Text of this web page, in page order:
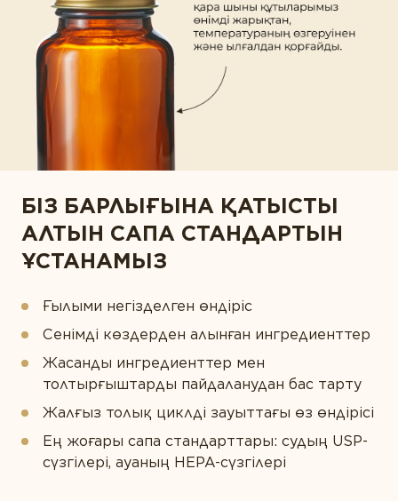
БІЗ БАРЛЫҒЫНА ҚАТЫСТЫ
АЛТЫН САПА СТАНДАРТЫН
ҰСТАНАМЫЗ
Ғылыми негізделген өндіріс
Сенімді көздерден алынған ингредиенттер
Жасанды ингредиенттер мен
толтырғыштарды пайдаланудан бас тарту
Жалғыз толық циклді зауыттағы өз өндірісі
Ең жоғары сапа стандарттары: судың USP-
сүзгілері, ауаның HEPA-сүзгілері